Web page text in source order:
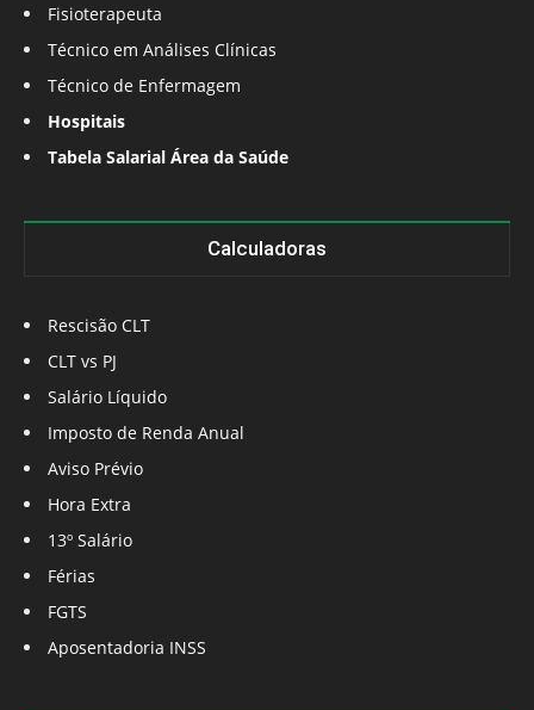
Fisioterapeuta
Técnico em Análises Clínicas
Técnico de Enfermagem
Hospitais
Tabela Salarial Área da Saúde
Calculadoras
Rescisão CLT
CLT vs PJ
Salário Líquido
Imposto de Renda Anual
Aviso Prévio
Hora Extra
13º Salário
Férias
FGTS
Aposentadoria INSS